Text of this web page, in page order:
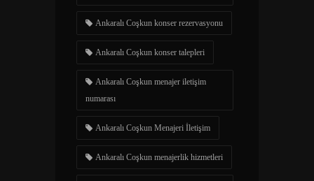
Ankaralı Coşkun konser rezervasyonu
Ankaralı Coşkun konser talepleri
Ankaralı Coşkun menajer iletişim
numarası
Ankaralı Coşkun Menajeri İletişim
Ankaralı Coşkun menajerlik hizmetleri